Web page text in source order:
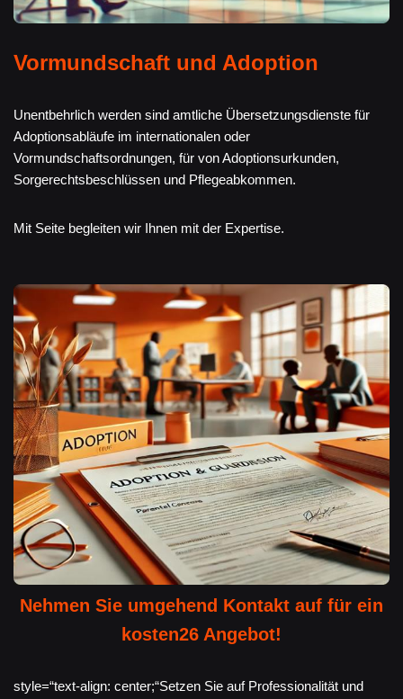
Vormundschaft und Adoption
Unentbehrlich werden sind amtliche Übersetzungsdienste für
Adoptionsabläufe im internationalen oder
Vormundschaftsordnungen, für von Adoptionsurkunden,
Sorgerechtsbeschlüssen und Pflegeabkommen.
Mit Seite begleiten wir Ihnen mit der Expertise.
Nehmen Sie umgehend Kontakt auf für ein
kosten26 Angebot!
style=“text-align: center;“Setzen Sie auf Professionalität und